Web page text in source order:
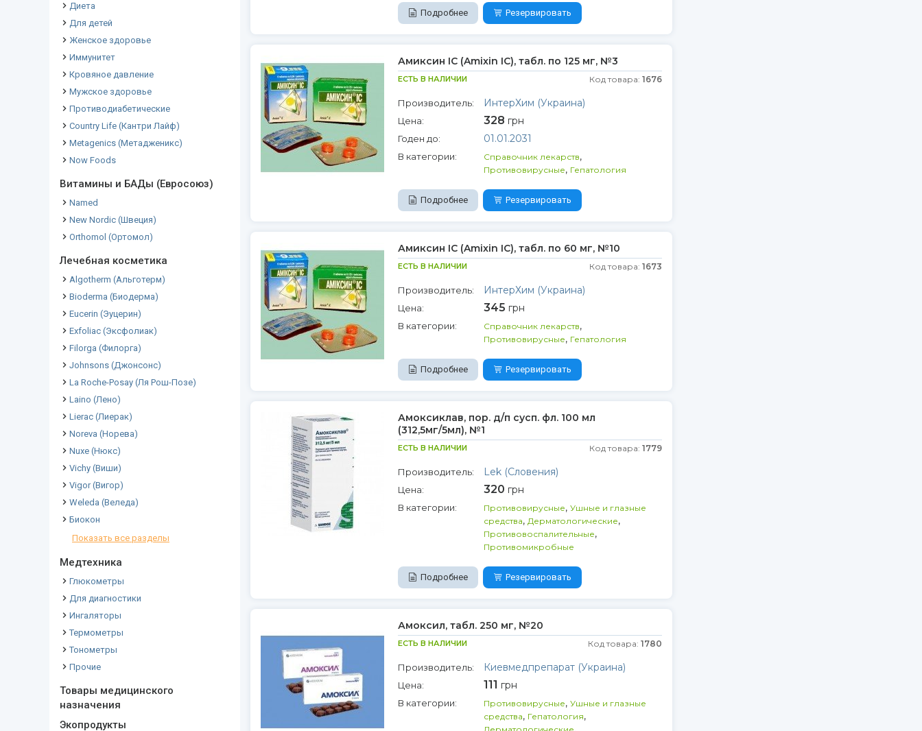
Диета
Для детей
Женское здоровье
Иммунитет
Кровяное давление
Мужское здоровье
Противодиабетические
Country Life (Кантри Лайф)
Metagenics (Метадженикс)
Now Foods
Витамины и БАДы (Евросоюз)
Named
New Nordic (Швеция)
Orthomol (Ортомол)
Лечебная косметика
Algotherm (Альготерм)
Bioderma (Биодерма)
Eucerin (Эуцерин)
Exfoliac (Эксфолиак)
Filorga (Филорга)
Johnsons (Джонсонс)
La Roche-Posay (Ля Рош-Позе)
Laino (Лено)
Lierac (Лиерак)
Noreva (Норева)
Nuxe (Нюкс)
Vichy (Виши)
Vigor (Вигор)
Weleda (Веледа)
Биокон
Показать все разделы
Медтехника
Глюкометры
Для диагностики
Ингаляторы
Термометры
Тонометры
Прочие
Товары медицинского
назначения
Экопродукты
Подробнее Резервировать
Амиксин IC (Amixin IC), табл. по 125 мг, №3
ЕСТЬ В НАЛИЧИИ Код товара: 1676
Производитель: ИнтерХим (Украина)
Цена: 328 грн
Годен до: 01.01.2031
В категории: Справочник лекарств,
Противовирусные, Гепатология
Подробнее Резервировать
Амиксин IC (Amixin IC), табл. по 60 мг, №10
ЕСТЬ В НАЛИЧИИ Код товара: 1673
Производитель: ИнтерХим (Украина)
Цена: 345 грн
В категории: Справочник лекарств,
Противовирусные, Гепатология
Подробнее Резервировать
Амоксиклав, пор. д/п сусп. фл. 100 мл
(312,5мг/5мл), №1
ЕСТЬ В НАЛИЧИИ Код товара: 1779
Производитель: Lek (Словения)
Цена: 320 грн
В категории: Противовирусные, Ушные и глазные
средства, Дерматологические,
Противовоспалительные,
Противомикробные
Подробнее Резервировать
Амоксил, табл. 250 мг, №20
ЕСТЬ В НАЛИЧИИ Код товара: 1780
Производитель: Киевмедпрепарат (Украина)
Цена: 111 грн
В категории: Противовирусные, Ушные и глазные
средства, Гепатология,